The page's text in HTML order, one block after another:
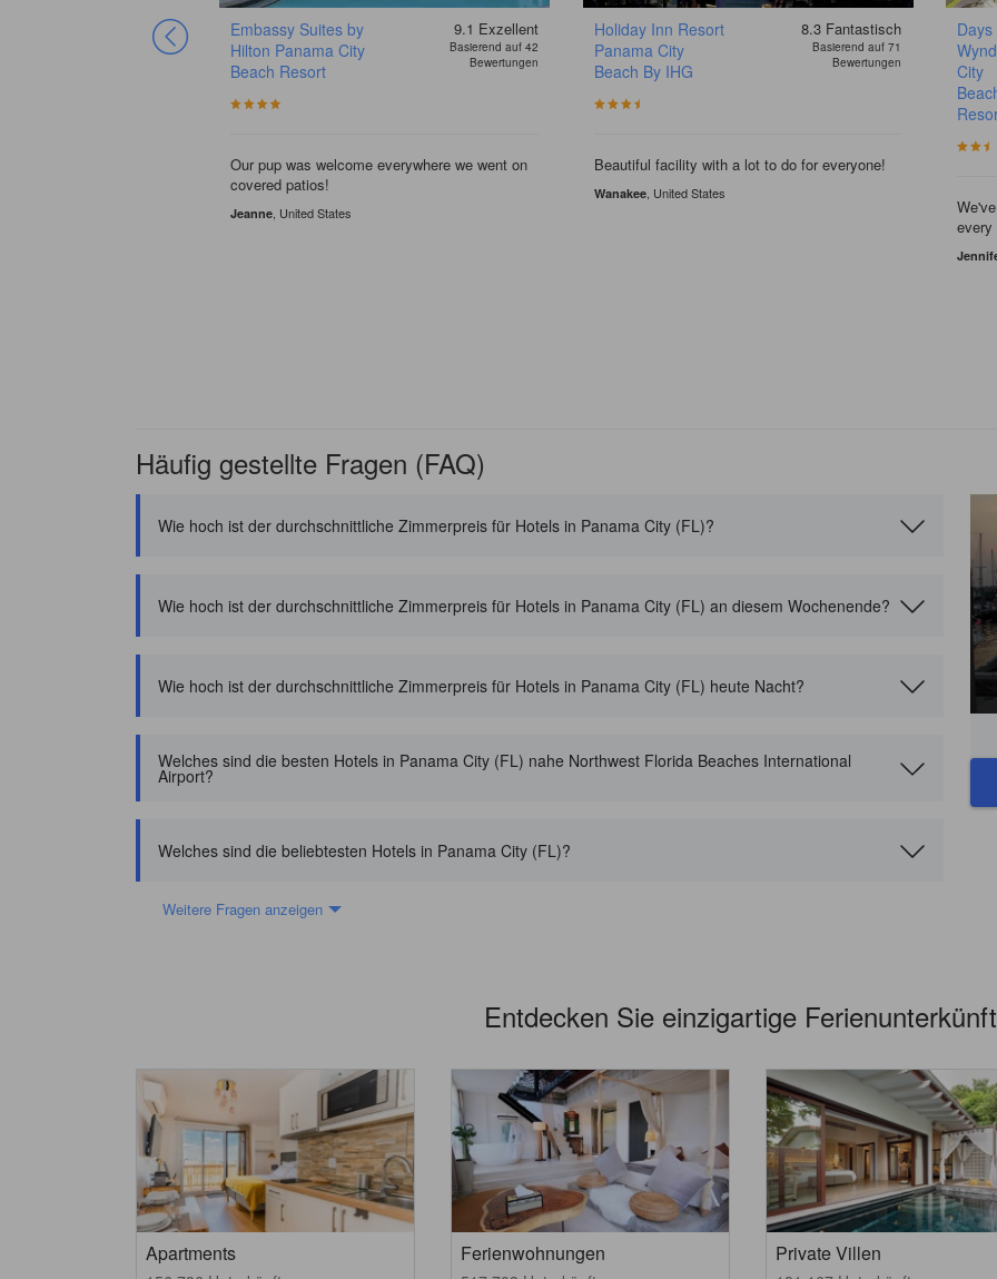
Embassy Suites by
Hilton Panama City
Beach Resort
9.1 Exzellent
Basierend auf 42
Bewertungen
Our pup was welcome everywhere we went on
covered patios!
Jeanne , United States
Holiday Inn Resort
Panama City
Beach By IHG
8.3 Fantastisch
Basierend auf 71
Bewertungen
Beautiful facility with a lot to do for everyone!
Wanakee, United States
City
Gut
Basierend auf 1
Häufig gestellte Fragen (FAQ)
Wie hoch ist der durchschnittliche Zimmerpreis für Hotels in Panama City (FL)?
Wie hoch ist der durchschnittliche Zimmerpreis für Hotels in Panama City (FL) an diesem Wochenende?
Wie hoch ist der durchschnittliche Zimmerpreis für Hotels in Panama City (FL) heute Nacht?
Welches sind die besten Hotels in Panama City (FL) nahe Northwest Florida Beaches International
Airport?
Welches sind die beliebtesten Hotels in Panama City (FL)?
Weitere Fragen anzeigen
Entdecken Sie einzigartige
Apartments Ferienwohnungen Private Villen